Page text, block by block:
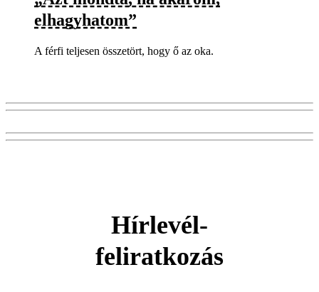
elhagyhatom”
A férfi teljesen összetört, hogy ő az oka.
Hírlevél-
feliratkozás